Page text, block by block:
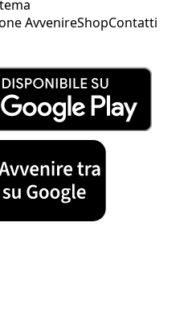
AvvenireShopContatti